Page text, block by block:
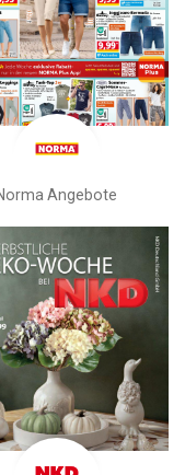
Angebote